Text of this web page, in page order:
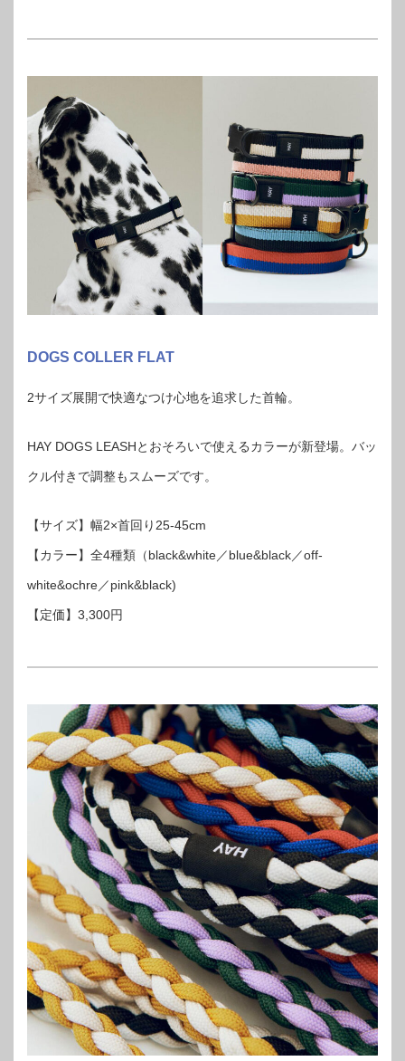
DOGS COLLER FLAT
2サイズ展開で快適なつけ心地を追求した首輪。
HAY DOGS LEASHとおそろいで使えるカラーが新登場。バッ
クル付きで調整もスムーズです。
【サイズ】幅2×首回り25-45cm
【カラー】全4種類（black&white／blue&black／off-
white&ochre／pink&black)
【定価】3,300円